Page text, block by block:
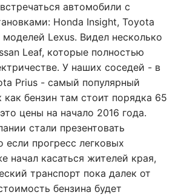
автомобили с
Honda Insight, Toyota
моделей Lexus. Видел несколько
Leaf, которые полностью
У наших соседей - в
Prius - самый популярный
как бензин там стоит порядка 65
цены на начало 2016 года.
стали презентовать
если прогресс легковых
начал касаться жителей края,
транспорт пока далек от
бензина будет